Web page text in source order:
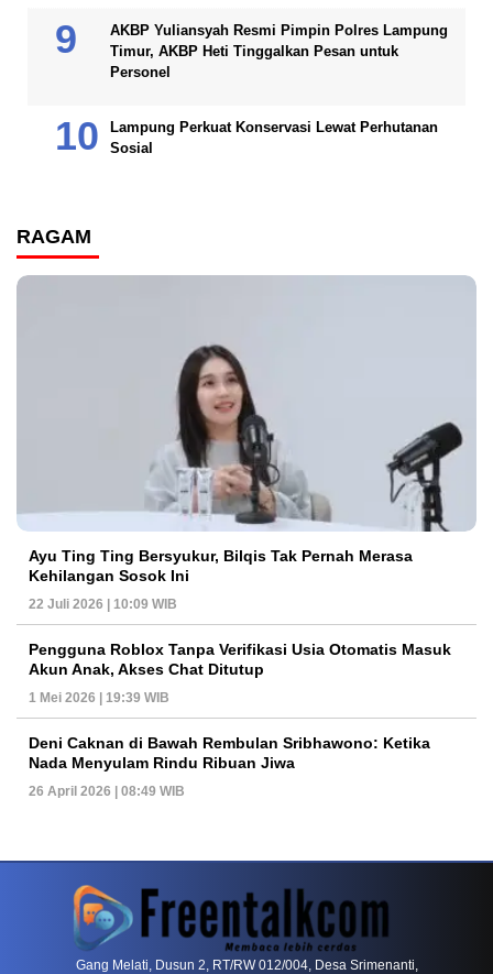
AKBP Yuliansyah Resmi Pimpin Polres Lampung
Timur, AKBP Heti Tinggalkan Pesan untuk
Personel
Lampung Perkuat Konservasi Lewat Perhutanan
Sosial
RAGAM
Ayu Ting Ting Bersyukur, Bilqis Tak Pernah Merasa
Kehilangan Sosok Ini
22 Juli 2026 | 10:09 WIB
Pengguna Roblox Tanpa Verifikasi Usia Otomatis Masuk
Akun Anak, Akses Chat Ditutup
1 Mei 2026 | 19:39 WIB
Deni Caknan di Bawah Rembulan Sribhawono: Ketika
Nada Menyulam Rindu Ribuan Jiwa
26 April 2026 | 08:49 WIB
PETIR800 LOGIN PETIR800 Mengapa Blackjack Masih Menjadi Pilihan
Gang Melati, Dusun 2, RT/RW 012/004, Desa Srimenanti,